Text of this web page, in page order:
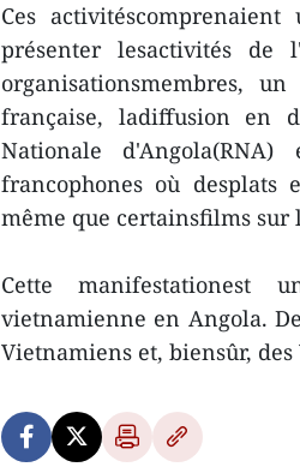
Ces
présenter lesactivités
organisationsmembres,
française, ladiffusion en
Nationale
francophones où desplats
même que certainsfilms sur
Cette manifestationest
vietnamienne en Angola.
Vietnamiens et, biensûr,